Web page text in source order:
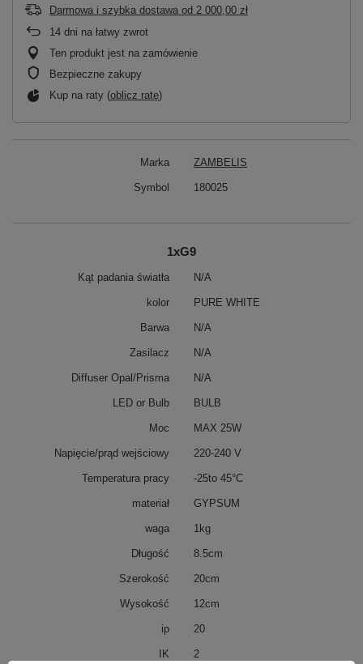
Darmowa i szybka dostawa od 2 000,00 zł
14 dni na łatwy zwrot
Ten produkt jest na zamówienie
Bezpieczne zakupy
Kup na raty (oblicz ratę)
Marka ZAMBELIS
Symbol 180025
1xG9
Kąt padania światła N/A
kolor PURE WHITE
Barwa N/A
Zasilacz N/A
Diffuser Opal/Prisma N/A
LED or Bulb BULB
Moc MAX 25W
Napięcie/prąd wejściowy 220-240 V
Temperatura pracy -25to 45°C
materiał GYPSUM
waga 1kg
Długość 8.5cm
Szerokość 20cm
Wysokość 12cm
ip 20
IK 2